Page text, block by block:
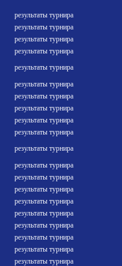
результаты турнира
результаты турнира
результаты турнира
результаты турнира
результаты турнира
результаты турнира
результаты турнира
результаты турнира
результаты турнира
результаты турнира
результаты турнира
результаты турнира
результаты турнира
результаты турнира
результаты турнира
результаты турнира
результаты турнира
результаты турнира
результаты турнира
результаты турнира